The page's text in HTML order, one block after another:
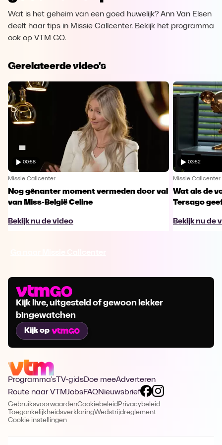
Wat is het geheim van een goed huwelijk? Ann Van Elsen
deelt haar tips in Missie Callcenter. Bekijk het programma
ook op VTM GO.
Gerelateerde video's
00:58
Missie Callcenter
Nog gênanter moment vermeden door val
van Miss-België Celine
Bekijk nu de video
03:52
Missie Callcenter
Wat als de
Tersago
Bekijk nu de
Kijk live, uitgesteld of gewoon lekker
bingewatchen
Kijk op
Programma's TV-gidsDoe meeAdverteren
Route naar VTMJobsFAQNieuwsbrief
GebruiksvoorwaardenCookiebeleid Privacybeleid
ToegankelijkheidsverklaringWedstrijdreglement
Cookie instellingen